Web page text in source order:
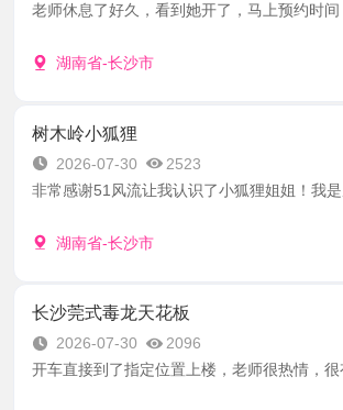
老师休息了好久，看到她开了，马上预约时间
湖南省-长沙市
树木岭小狐狸
2026-07-30
2523
非常感谢51风流让我认识了小狐狸姐姐！我是
湖南省-长沙市
长沙莞式毒龙天花板
2026-07-30
2096
开车直接到了指定位置上楼，老师很热情，